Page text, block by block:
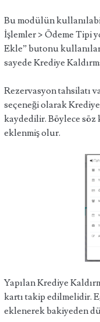
Bu modülün
İşlemler > Ödeme Tipi
Ekle” butonu
sayede Krediye
Rezervasyon tahsilatı
seçeneği olarak
kaydedilir. Böylece
eklenmiş olur.
Yapılan Krediye
kartı takip edilmelidir.
eklenerek bakiyeden